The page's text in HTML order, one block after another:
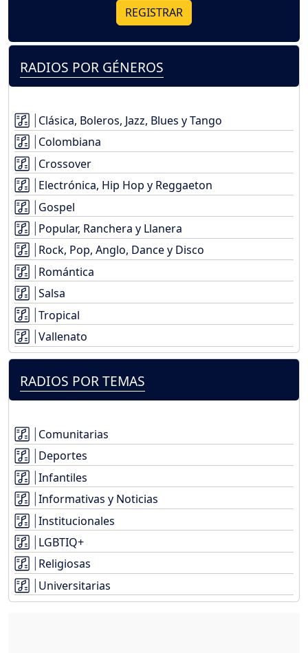
REGISTRAR
RADIOS POR GÉNEROS
Clásica, Boleros, Jazz, Blues y Tango
Colombiana
Crossover
Electrónica, Hip Hop y Reggaeton
Gospel
Popular, Ranchera y Llanera
Rock, Pop, Anglo, Dance y Disco
Romántica
Salsa
Tropical
Vallenato
RADIOS POR TEMAS
Comunitarias
Deportes
Infantiles
Informativas y Noticias
Institucionales
LGBTIQ+
Religiosas
Universitarias